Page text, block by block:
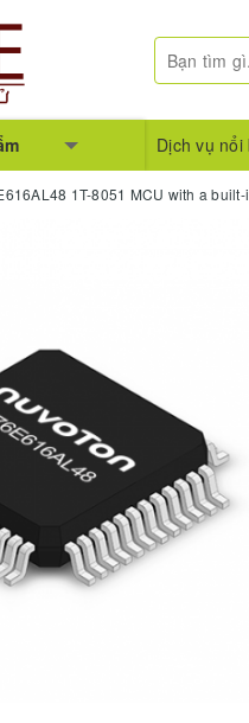
Dịch vụ nổi
1T-8051 MCU with a